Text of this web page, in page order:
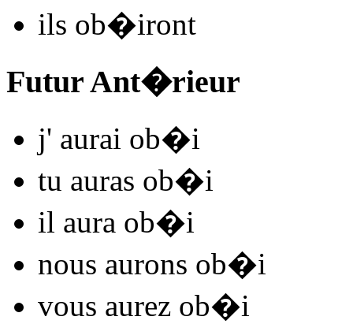
ils ob�iront
Futur Ant�rieur
j' aurai ob�i
tu auras ob�i
il aura ob�i
nous aurons ob�i
vous aurez ob�i